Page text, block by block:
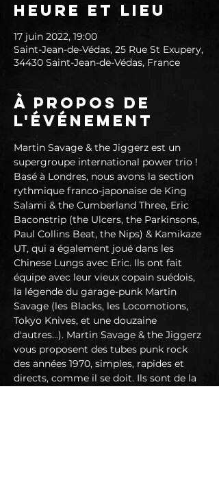
Heure et lieu
17 juin 2022, 19:00
Saint-Jean-de-Védas, 25 Rue St Exupery,
34430 Saint-Jean-de-Védas, France
À propos de
l'événement
Martin Savage & the Jiggerz est un
supergroupe international power trio !
Basé à Londres, nous avons la section
rythmique franco-japonaise de King
Salami & the Cumberland Three, Eric
Baconstrip (the Ulcers, the Parkinsons,
Paul Collins Beat, the Nips) & Kamikaze
UT, qui a également joué dans les
Chinese Lungs avec Eric. Ils ont fait
équipe avec leur vieux copain suédois,
la légende du garage-punk Martin
Savage (les Blacks, les Locomotions,
Tokyo Knives, et une douzaine
d'autres...). Martin Savage & the Jiggerz
vous proposent des tubes punk rock
des années 1970, simples, rapides et
directs, comme il se doit. Ils sont de la